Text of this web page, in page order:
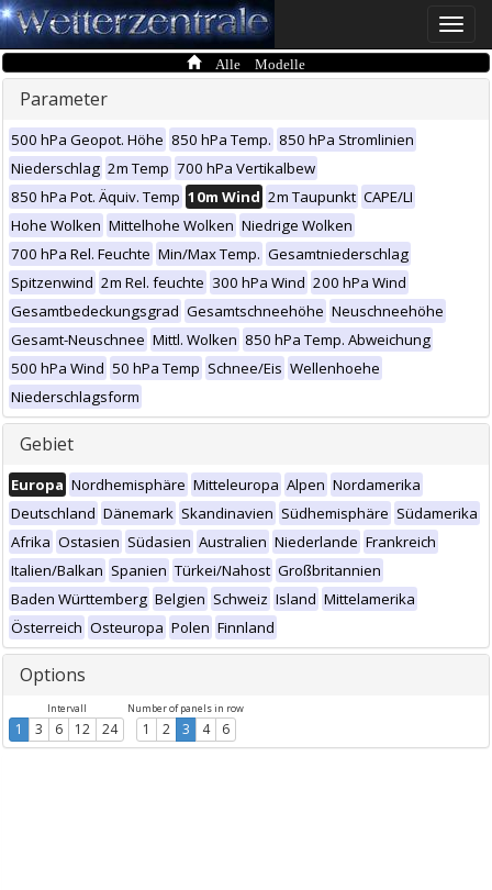
Toggle
Alle Modelle
Parameter
500 hPa Geopot. Höhe 850 hPa Temp. 850 hPa Stromlinien
Niederschlag 2m Temp 700 hPa Vertikalbew
850 hPa Pot. Äquiv. Temp 10m Wind 2m Taupunkt CAPE/LI
Hohe Wolken Mittelhohe Wolken Niedrige Wolken
700 hPa Rel. Feuchte Min/Max Temp. Gesamtniederschlag
Spitzenwind 2m Rel. feuchte 300 hPa Wind 200 hPa Wind
Gesamtbedeckungsgrad Gesamtschneehöhe Neuschneehöhe
Gesamt-Neuschnee Mittl. Wolken 850 hPa Temp. Abweichung
500 hPa Wind 50 hPa Temp Schnee/Eis Wellenhoehe
Niederschlagsform
Gebiet
Europa Nordhemisphäre Mitteleuropa Alpen Nordamerika
Deutschland Dänemark Skandinavien Südhemisphäre Südamerika
Afrika Ostasien Südasien Australien Niederlande Frankreich
Italien/Balkan Spanien Türkei/Nahost Großbritannien
Baden Württemberg Belgien Schweiz Island Mittelamerika
Österreich Osteuropa Polen Finnland
Options
Intervall
1 3 6 12 24
Number of panels in row
1 2 3 4 6